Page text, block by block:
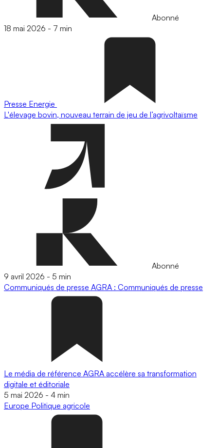
Abonné
18 mai 2026 - 7 min
Presse Energie
L'élevage bovin, nouveau terrain de jeu de l’agrivoltaïsme
Abonné
9 avril 2026 - 5 min
Communiqués de presse AGRA : Communiqués de presse
Le média de référence AGRA accélère sa transformation
digitale et éditoriale
5 mai 2026 - 4 min
Europe Politique agricole